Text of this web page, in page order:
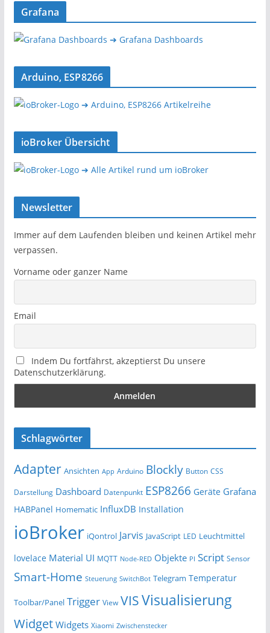
Grafana
➔ Grafana Dashboards
Arduino, ESP8266
➔ Arduino, ESP8266 Artikelreihe
ioBroker Übersicht
➔ Alle Artikel rund um ioBroker
Newsletter
Immer auf dem Laufenden bleiben und keinen Artikel mehr
verpassen.
Vorname oder ganzer Name
Email
Indem Du fortfährst, akzeptierst Du unsere
Datenschutzerklärung.
Schlagwörter
Adapter Ansichten App Arduino Blockly Button CSS
Darstellung Dashboard Datenpunkt ESP8266 Geräte Grafana
HABPanel Homematic InfluxDB Installation
ioBroker iQontrol Jarvis JavaScript LED Leuchtmittel
lovelace Material UI MQTT Node-RED Objekte PI Script Sensor
Smart-Home Steuerung SwitchBot Telegram Temperatur
Toolbar/Panel Trigger View VISVisualisierung
Widget Widgets Xiaomi Zwischenstecker